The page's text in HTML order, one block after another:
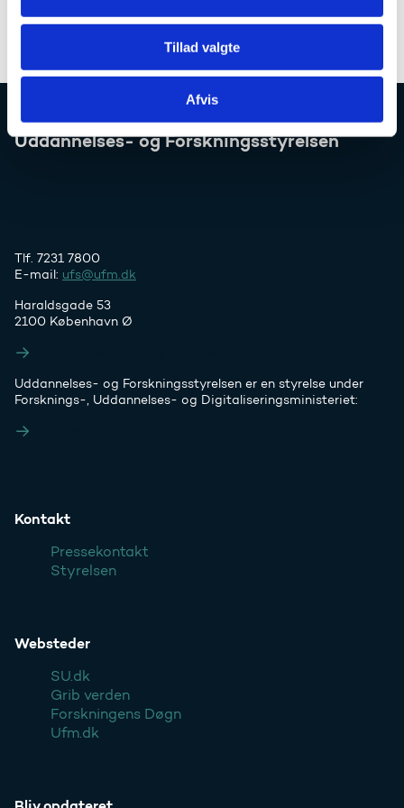
Tillad valgte
Afvis
for videregående uddannelser.
Uddannelses- og Forskningsstyrelsen
Tlf. 7231 7800
E-mail: ufs@ufm.dk
Haraldsgade 53
2100 København Ø
Uddannelses- og Forskningsstyrelsen er en styrelse under
Forsknings-, Uddannelses- og Digitaliseringsministeriet:
Kontakt
Pressekontakt
Styrelsen
Websteder
SU.dk
Grib verden
Forskningens Døgn
Ufm.dk